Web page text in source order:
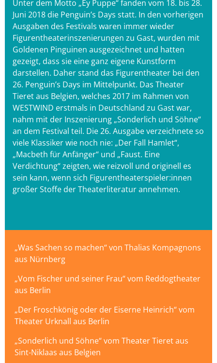
Unter dem Motto „Ey Puppe“ fanden vom 18. bis 28.
Juni 2018 die Penguin’s Days statt. In den vorherigen
Ausgaben des Festivals waren immer wieder
Figurentheaterinszenierungen zu Gast, wurden mit
Goldenen Pinguinen ausgezeichnet und hatten
gezeigt, dass sie eine ganz eigene Kunstform
darstellen. Daher stand das Figurentheater bei den
26. Penguin’s Days im Mittelpunkt. Das Theater
Tieret aus Belgien, welches 2017 im Rahmen von
WESTWIND erstmals in Deutschland zu Gast war,
nahm mit der Inszenierung „Sonderlich und Söhne“
an dem Festival teil. Die 26. Ausgabe verzeichnete so
viele Klassiker wie noch nie: „Der Fall Hamlet“,
„Macbeth für Anfänger“ und „Faust. Eine
Verdichtung“ zeigten, wie reizvoll und originell es
sein kann, wenn sich Figurentheaterspieler:innen
großer Stoffe der Theaterliteratur annehmen.
„Was Sachen so machen“ von Thalias Kompagnons
aus Nürnberg
„Vom Fischer und seiner Frau“ vom Reddogtheater
aus Berlin
„Der Froschkönig oder der Eiserne Heinrich“ vom
Theater Urknall aus Berlin
„Sonderlich und Söhne“ vom Theater Tieret aus
Sint-Niklaas aus Belgien